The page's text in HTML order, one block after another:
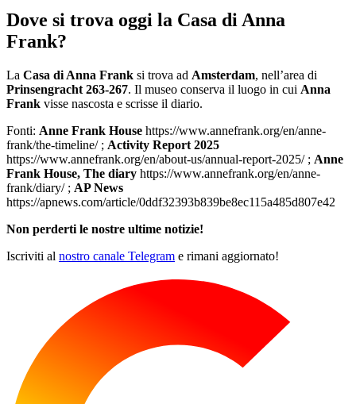
Dove si trova oggi la Casa di Anna
Frank?
La Casa di Anna Frank si trova ad Amsterdam, nell’area di
Prinsengracht 263-267. Il museo conserva il luogo in cui Anna
Frank visse nascosta e scrisse il diario.
Fonti: Anne Frank House https://www.annefrank.org/en/anne-
frank/the-timeline/ ; Activity Report 2025
https://www.annefrank.org/en/about-us/annual-report-2025/ ; Anne
Frank House, The diary https://www.annefrank.org/en/anne-
frank/diary/ ; AP News
https://apnews.com/article/0ddf32393b839be8ec115a485d807e42
Non perderti le nostre ultime notizie!
Iscriviti al nostro canale Telegram e rimani aggiornato!